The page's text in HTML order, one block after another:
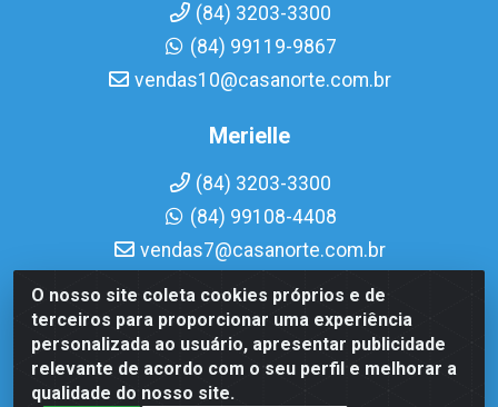
O nosso site coleta cookies próprios e de
terceiros para proporcionar uma experiência
personalizada ao usuário, apresentar publicidade
relevante de acordo com o seu perfil e melhorar a
qualidade do nosso site.
(84) 3203-3300
(84) 99119-9867
vendas10@casanorte.com.br
Merielle
(84) 3203-3300
(84) 99108-4408
vendas7@casanorte.com.br
Casa Norte LTDA - Av. Interventor Mário Câmara, 1815 -
Dix-Sept Rosado, Natal/RN - CEP 59054-600 - CNPJ
08.713.513/0001-51